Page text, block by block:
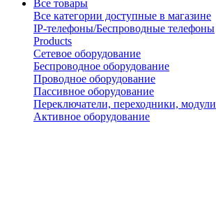
Все товары
Все категории доступные в магазине
IP-телефоны/Беспроводные телефоны
Products
Сетевое оборудование
Беспроводное оборудование
Проводное оборудование
Пассивное оборудование
Переключатели, переходники, модули
Активное оборудование